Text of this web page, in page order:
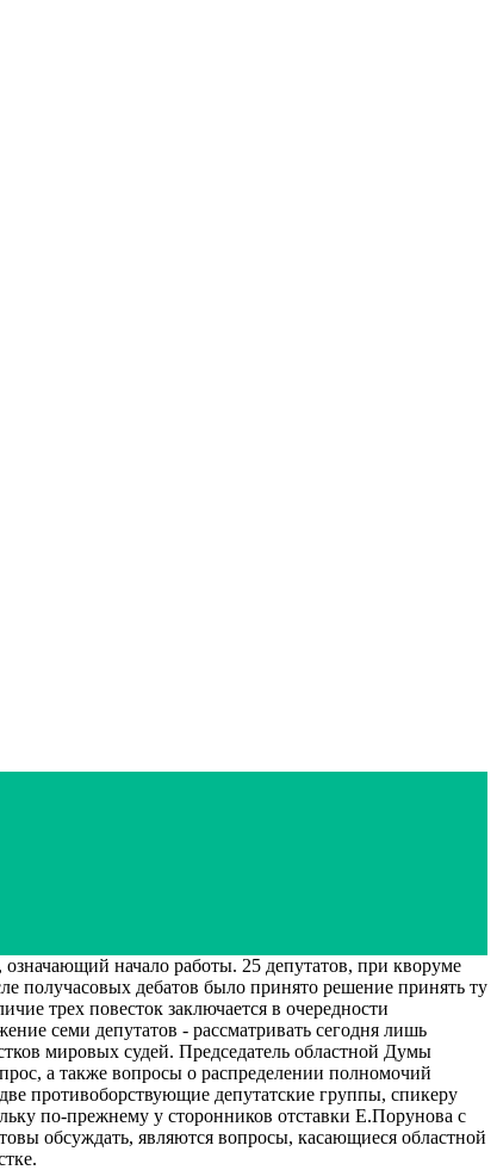
начало работы. 25 депутатов, при кворуме
получасовых дебатов было принято решение принять ту
трех повесток заключается в очередности
семи депутатов - рассматривать сегодня лишь
мировых судей. Председатель областной Думы
а также вопросы о распределении полномочий
противоборствующие депутатские группы, спикеру
по-прежнему у сторонников отставки Е.Порунова с
обсуждать, являются вопросы, касающиеся областной